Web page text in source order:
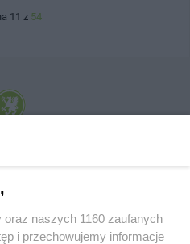
11 z 54
Internetowy Serwis Informacyjny Miasta
naszych 1160 zaufanych
i przechowujemy informacje